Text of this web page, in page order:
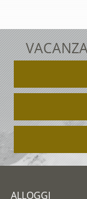
ALLOGGI